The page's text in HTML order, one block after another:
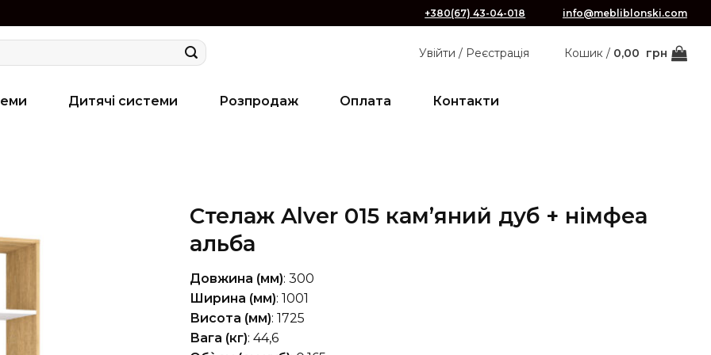
+380(67) 43-04-018 info@mebliblonski.com
Увійти / Реєстрація Кошик / 0,00 грн
Дитячі системи Розпродаж Оплата Контакти
Стелаж Alver 015 кам’яний дуб + німфеа
альба
Довжина (мм): 300
Ширина (мм): 1001
Висота (мм): 1725
Вага (кг): 44,6